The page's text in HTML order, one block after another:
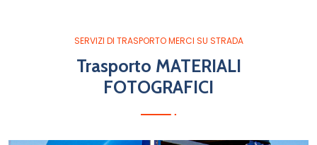
SERVIZI DI TRASPORTO MERCI SU STRADA
Trasporto MATERIALI
FOTOGRAFICI